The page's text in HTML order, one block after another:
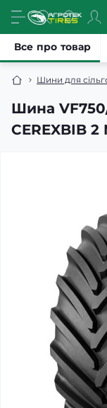
Шини для
Шина
CEREXBIB
Все про товар